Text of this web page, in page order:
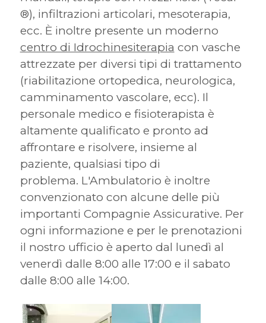
®), infiltrazioni articolari, mesoterapia,
ecc. È inoltre presente un moderno
centro di Idrochinesiterapia con vasche
attrezzate per diversi tipi di trattamento
(riabilitazione ortopedica, neurologica,
camminamento vascolare, ecc). Il
personale medico e fisioterapista è
altamente qualificato e pronto ad
affrontare e risolvere, insieme al
paziente, qualsiasi tipo di
problema. L'Ambulatorio è inoltre
convenzionato con alcune delle più
importanti Compagnie Assicurative. Per
ogni informazione e per le prenotazioni
il nostro ufficio è aperto dal lunedì al
venerdì dalle 8:00 alle 17:00 e il sabato
dalle 8:00 alle 14:00.